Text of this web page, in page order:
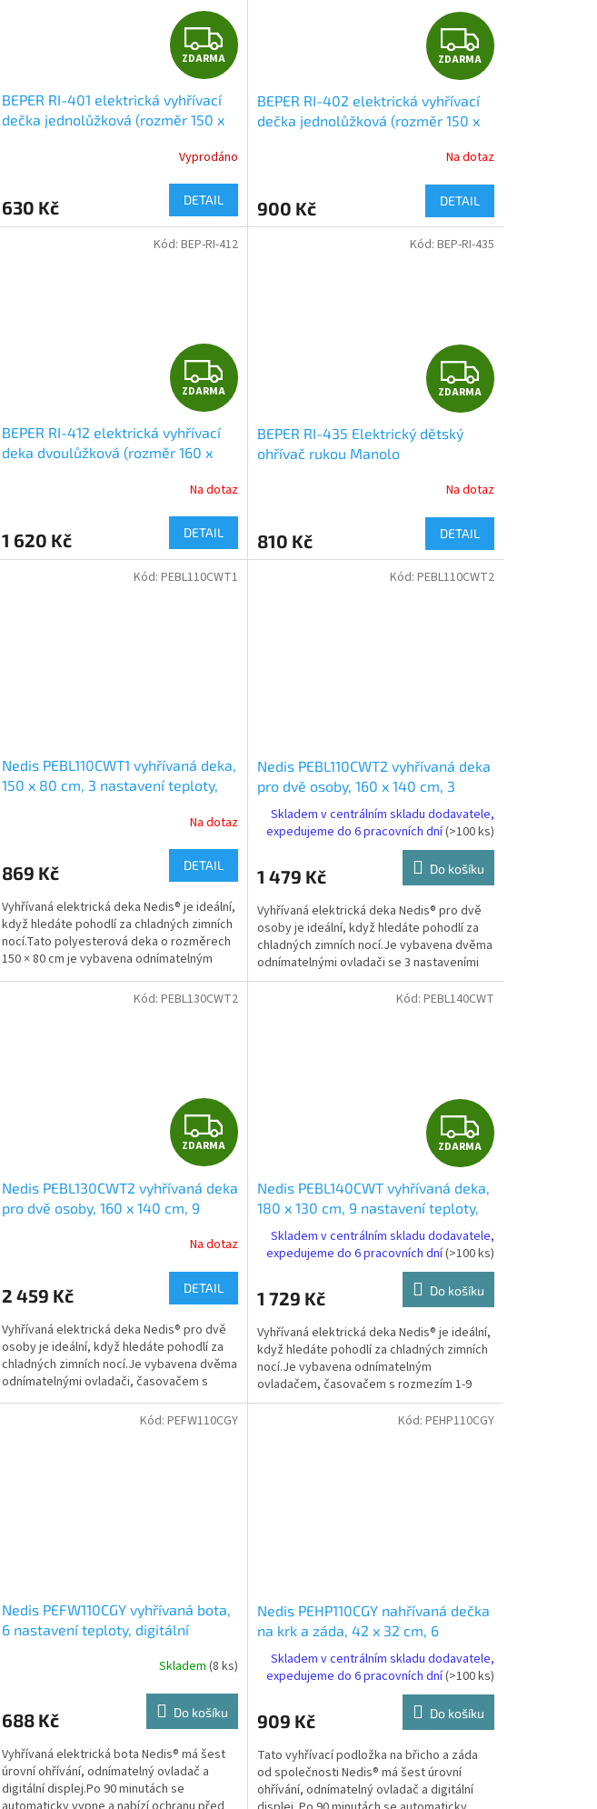
Z
D
A
R
M
A
ZDARMA
BEPER RI-401 elektrická vyhřívací
dečka jednolůžková (rozměr 150 x
Vyprodáno
630 Kč DETAIL
Z
D
A
R
M
A
ZDARMA
BEPER RI-402 elektrická vyhřívací
dečka jednolůžková (rozměr 150 x
Na dotaz
900 Kč DETAIL
Z
D
R
M
A
ZDARMA
BEPER RI-412 elektrická vyhřívací
deka dvoulůžková (rozměr 160 x
Na dotaz
1 620 Kč DETAIL
Kód: BEP-RI-412
Z
D
R
M
A
ZDARMA
BEPER RI-435 Elektrický dětský
ohřívač rukou Manolo
Na dotaz
810 Kč DETAIL
Kód: BEP-RI-435
Nedis PEBL110CWT1 vyhřívaná deka,
150 x 80 cm, 3 nastavení teploty,
Na dotaz
869 Kč DETAIL
Vyhřívaná elektrická deka Nedis® je ideální,
když hledáte pohodlí za chladných zimních
nocí.Tato polyesterová deka o rozměrech
150 × 80 cm je vybavena odnímatelným
ovladačem s...
Kód: PEBL110CWT1
Nedis PEBL110CWT2 vyhřívaná deka
pro dvě osoby, 160 x 140 cm, 3
nastavení teploty, LED indikace,
ochrana proti přehřátí, materiál
Skladem v centrálním skladu dodavatele,
expedujeme do 6 pracovních dní(>100 ks)
1 479 Kč Do košíku
Vyhřívaná elektrická deka Nedis® pro dvě
osoby je ideální, když hledáte pohodlí za
chladných zimních nocí.Je vybavena dvěma
odnímatelnými ovladači se 3 nastaveními
teploty a...
Kód: PEBL110CWT2
Z
D
A
R
M
A
ZDARMA
Nedis PEBL130CWT2 vyhřívaná deka
pro dvě osoby, 160 x 140 cm, 9
ochrana proti přehřátí, materiálNa dotaz
2 459 Kč DETAIL
Vyhřívaná elektrická deka Nedis® pro dvě
osoby je ideální, když hledáte pohodlí za
chladných zimních nocí.Je vybavena dvěma
odnímatelnými ovladači, časovačem s
rozmezím 1-9...
Kód: PEBL130CWT2
Z
D
A
R
M
A
ZDARMA
Nedis PEBL140CWT vyhřívaná deka,
180 x 130 cm, 9 nastavení teploty,
LED indikace, ochrana proti
přehřátí, materiál fleece a
Skladem v centrálním skladu dodavatele,
expedujeme do 6 pracovních dní(>100 ks)
1 729 Kč Do košíku
Vyhřívaná elektrická deka Nedis® je ideální,
když hledáte pohodlí za chladných zimních
nocí.Je vybavena odnímatelným
ovladačem, časovačem s rozmezím 1-9
hodin, 9 nastaveními...
Kód: PEBL140CWT
Nedis PEFW110CGY vyhřívaná bota,
6 nastavení teploty, digitální
Skladem (8 ks)
688 Kč Do košíku
Vyhřívaná elektrická bota Nedis® má šest
úrovní ohřívání, odnímatelný ovladač a
digitální displej.Po 90 minutách se
Kód: PEFW110CGY
Nedis PEHP110CGY nahřívaná dečka
na krk a záda, 42 x 32 cm, 6
nastavení teploty, digitální
ovládání, ochrana proti přehřátí
Skladem v centrálním skladu dodavatele,
expedujeme do 6 pracovních dní(>100 ks)
909 Kč Do košíku
Tato vyhřívací podložka na břicho a záda
od společnosti Nedis® má šest úrovní
ohřívání, odnímatelný ovladač a digitální
Kód: PEHP110CGY